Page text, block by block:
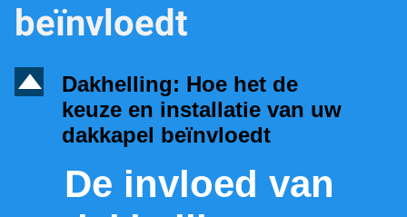
beïnvloedt
D
Dakhelling: Hoe het de
keuze en installatie van uw
dakkapel beïnvloedt
De invloed van